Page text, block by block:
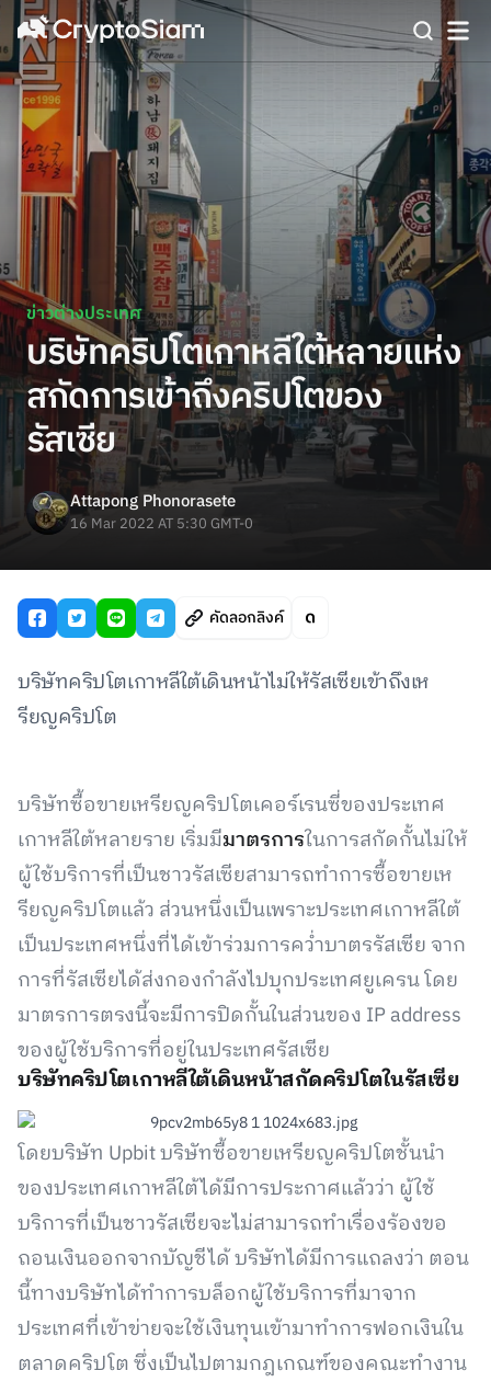
ข่าวต่างประเทศ
บริษัทคริปโตเกาหลีใต้หลายแห่ง
สกัดการเข้าถึงคริปโตของ
รัสเซีย
Attapong Phonorasete
16 Mar 2022 AT 5:30 GMT-0
คัดลอกลิงค์
บริษัทคริปโตเกาหลีใต้เดินหน้าไม่ให้รัสเซียเข้าถึงเห
รียญคริปโต
บริษัทซื้อขายเหรียญคริปโตเคอร์เรนซี่ของประเทศ
เกาหลีใต้หลายราย เริ่มมีมาตรการในการสกัดกั้นไม่ให้
ผู้ใช้บริการที่เป็นชาวรัสเซียสามารถทำการซื้อขายเห
รียญคริปโตแล้ว ส่วนหนึ่งเป็นเพราะประเทศเกาหลีใต้
เป็นประเทศหนึ่งที่ได้เข้าร่วมการคว่ำบาตรรัสเซีย จาก
การที่รัสเซียได้ส่งกองกำลังไปบุกประเทศยูเครน โดย
มาตรการตรงนี้จะมีการปิดกั้นในส่วนของ IP address
ของผู้ใช้บริการที่อยู่ในประเทศรัสเซีย
บริษัทคริปโตเกาหลีใต้เดินหน้าสกัดคริปโตในรัสเซีย
โดยบริษัท Upbit บริษัทซื้อขายเหรียญคริปโตชั้นนำ
ของประเทศเกาหลีใต้ได้มีการประกาศแล้วว่า ผู้ใช้
บริการที่เป็นชาวรัสเซียจะไม่สามารถทำเรื่องร้องขอ
ถอนเงินออกจากบัญชีได้ บริษัทได้มีการแถลงว่า ตอน
นี้ทางบริษัทได้ทำการบล็อกผู้ใช้บริการที่มาจาก
ประเทศที่เข้าข่ายจะใช้เงินทุนเข้ามาทำการฟอกเงินใน
ตลาดคริปโต ซึ่งเป็นไปตามกฎเกณฑ์ของคณะทํางาน